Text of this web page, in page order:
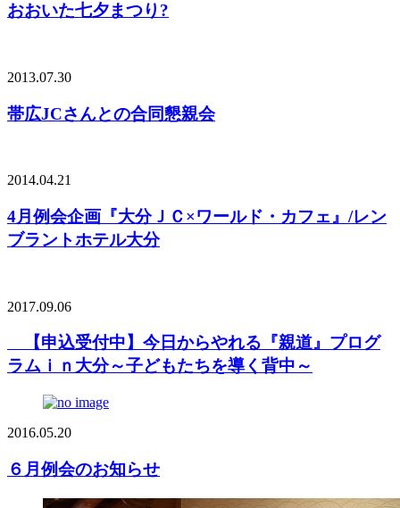
おおいた七夕まつり?
2013.07.30
帯広JCさんとの合同懇親会
2014.04.21
4月例会企画『大分ＪＣ×ワールド・カフェ』/レン
ブラントホテル大分
2017.09.06
【申込受付中】今日からやれる『親道』プログ
ラムｉｎ大分～子どもたちを導く背中～
2016.05.20
６月例会のお知らせ